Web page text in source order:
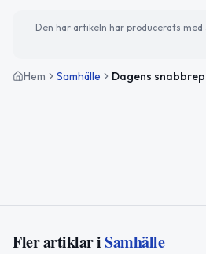
Den här artikeln har producerats
Hem Samhälle
Fler artiklar iSamhälle